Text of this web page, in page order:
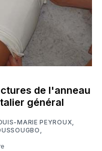
de l'anneau
général
MARIE PEYROUX,
,